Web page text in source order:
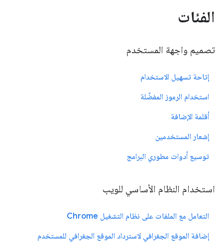
الفئات
تصميم واجهة المستخدم
إتاحة تسهيل الاستخدام
استخدام الرموز المفضّلة
أقلمة الإضافة
إشعار المستخدمين
توسيع أدوات مطوري البرامج
استخدام النظام الأساسي للويب
التعامل مع الملفات على نظام التشغيل Chrome
إضافة الموقع الجغرافي لاسترداد الموقع الجغرافي للمستخدم